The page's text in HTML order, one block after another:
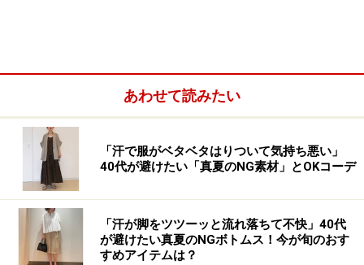
生地が柔らかいのでインでもアウトでも◎ 出典：WEAR
春夏のマストアイテムの半袖Tシャツ。定番のカジュア
ルアイテムだからこそ、大人の女性が着る場合は新しい
ものを着たいですよね。大人の女性には、今年ユニクロ
の「スムースコットンフレンチスリーブT」が一押し。
生地が滑らかで柔らかいので、裾を出して着るのはもち
ろん写真のようにウエストインしたい場合にもぴった
あわせて読みたい
「汗で服がベタベタはりついて気持ち悪い」
40代が避けたい「真夏のNG素材」とOKコーデ
「汗が脚をツツーッと流れ落ちて不快」40代
が避けたい真夏のNGボトムス！今が旬のおす
すめアイテムは？